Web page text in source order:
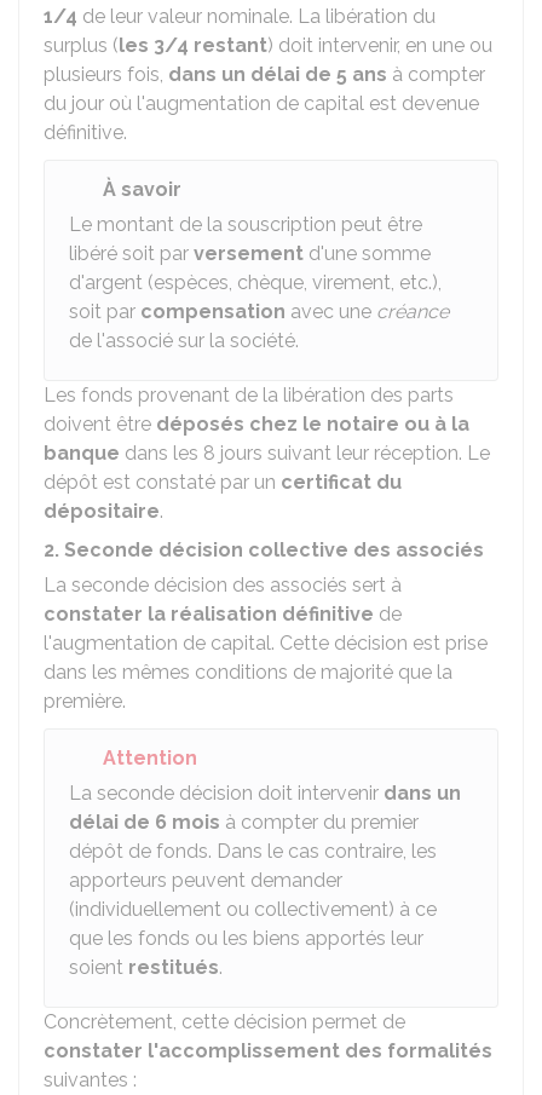
1/4 de leur valeur nominale. La libération du
surplus (les 3/4 restant) doit intervenir, en une ou
plusieurs fois, dans un délai de 5 ans à compter
du jour où l'augmentation de capital est devenue
définitive.
À savoir
Le montant de la souscription peut être
libéré soit par versement d'une somme
d'argent (espèces, chèque, virement, etc.),
soit par compensation avec une créance
de l'associé sur la société.
Les fonds provenant de la libération des parts
doivent être déposés chez le notaire ou à la
banque dans les 8 jours suivant leur réception. Le
dépôt est constaté par un certificat du
dépositaire.
2. Seconde décision collective des associés
La seconde décision des associés sert à
constater la réalisation définitive de
l'augmentation de capital. Cette décision est prise
dans les mêmes conditions de majorité que la
première.
Attention
La seconde décision doit intervenir dans un
délai de 6 mois à compter du premier
dépôt de fonds. Dans le cas contraire, les
apporteurs peuvent demander
(individuellement ou collectivement) à ce
que les fonds ou les biens apportés leur
soient restitués.
Concrètement, cette décision permet de
constater l'accomplissement des formalités
suivantes :